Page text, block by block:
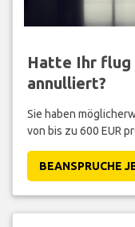
Hatte Ihr flug
annulliert?
Sie haben
von bis zu 600 EUR
BEANSPRUCHE